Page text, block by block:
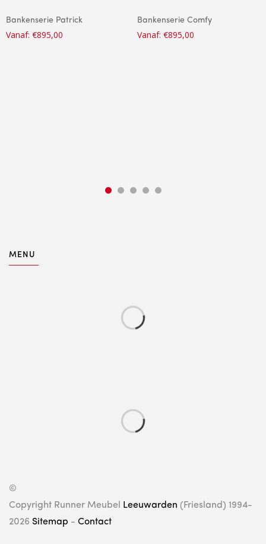
Bankenserie Patrick
Vanaf: €895,00
Bankenserie Comfy
Vanaf: €895,00
MENU
©
Copyright Runner Meubel Leeuwarden (Friesland) 1994-
2026 Sitemap - Contact